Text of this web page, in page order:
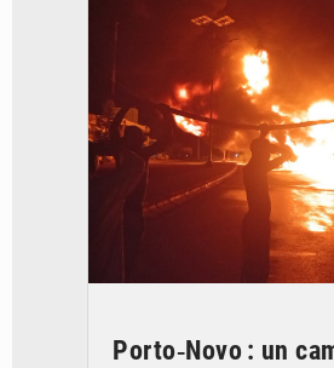
Porto‑Novo : un